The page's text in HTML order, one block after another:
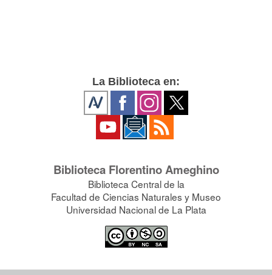
La Biblioteca en:
Biblioteca Florentino Ameghino
Biblioteca Central de la
Facultad de Ciencias Naturales y Museo
Universidad Nacional de La Plata